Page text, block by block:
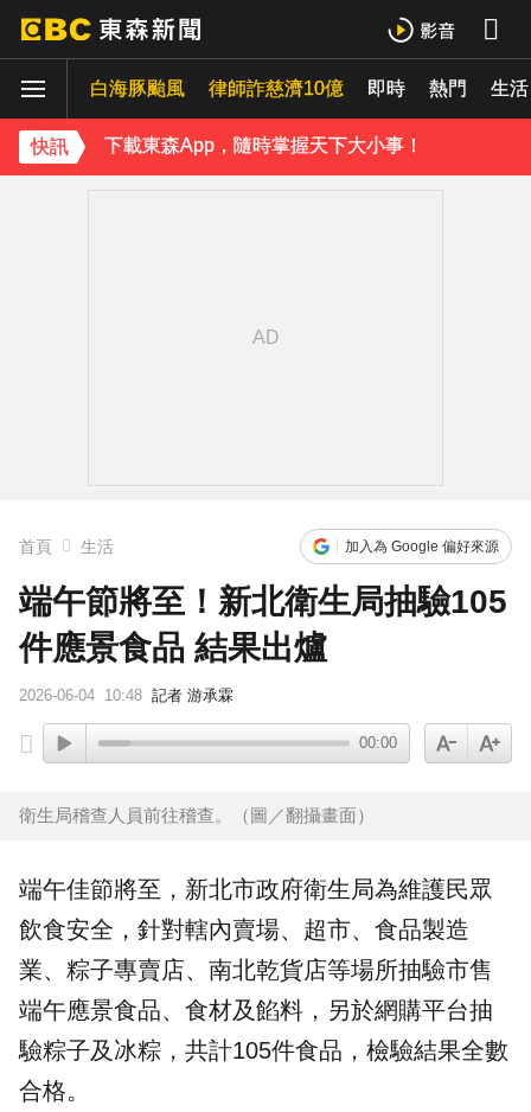
白海豚颱風 律師詐慈濟10億 即時 熱門 生活
快訊
下載東森App，隨時掌握天下大小事！
首頁 生活 加入為 Google 偏好來源
端午節將至！新北衛生局抽驗105
件應景食品 結果出爐
2026-06-04 10:48 記者 游承霖
00:00
衛生局稽查人員前往稽查。（圖／翻攝畫面）
端午佳節將至， 新北市政府衛生局為維護民眾
飲食安全，針對轄內賣場、超市、食品製造
業、 粽子專賣店、南北乾貨店等場所抽驗市售
端午應景食品、食材及餡料，另於網購平台抽
驗粽子及冰粽，共計105件食品，檢驗結果全數
合格。